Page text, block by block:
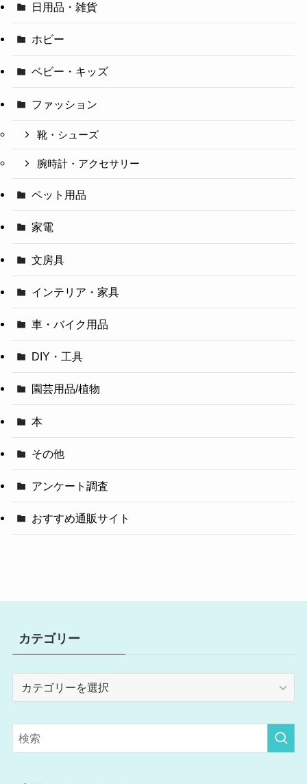
日用品・雑貨
ホビー
ベビー・キッズ
ファッション
靴・シューズ
腕時計・アクセサリー
ペット用品
家電
文房具
インテリア・家具
車・バイク用品
DIY・工具
園芸用品/植物
本
その他
アンケート調査
おすすめ通販サイト
カテゴリー
リ
ー